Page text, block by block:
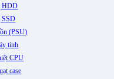
HDD
SSD
(PSU)
tính
CPU
case